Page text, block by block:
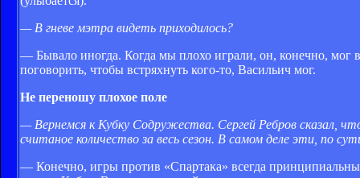
— В гневе мэтра видеть приходилось?
— Бывало иногда. Когда мы плохо играли, он, конечно, мог
поговорить, чтобы встряхнуть кого-то, Васильич мог.
Не переношу плохое поле
— Вернемся к Кубку Содружества. Сергей Ребров сказал,
считаное количество за весь сезон. В самом деле эти, по
— Конечно, игры против «Спартака» всегда